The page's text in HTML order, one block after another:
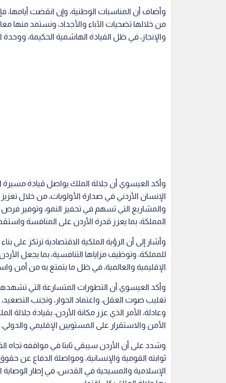
وأضاف أن المناسبات الوطنية، وإن انقضت أيامها،
من خلالها تضحيات الآباء والأجداد، ونستمد منها
والإنجاز، في ظل القيادة الهاشمية الحكيمة،
وأكد العيسوي أن جلالة الملك يواصل قيادة
الإنسان الأردني في صدارة الأولويات، من خلال تعزيز
والمشاريع التي تسهم في تحفيز النمو، وتوفير
المملكة، بما يعزز قدرة الأردن على المنافسة
وأشار إلى أن الرؤية الملكية الاقتصادية ترتكز على
للمملكة، وتوظيف مزاياها التنافسية، بما يجعل
الإقليمية والعالمية، في ظل ما يتمتع به من أمن
وأكد العيسوي أن التطورات المتسارعة التي
تغليب صوت العقل، واعتماد الحوار، وتجنب
وعادلة، الأمر الذي عزز مكانة الأردن، بقيادة
الأمن والاستقرار على المستويين الإقليمي والدولي.
وشدد على أن الأردن سيبقى ثابتا في مواقفه تجاه
ثوابته القومية والإنسانية، ومواصلة الدفاع عن
الإسلامية والمسيحية في القدس، في إطار